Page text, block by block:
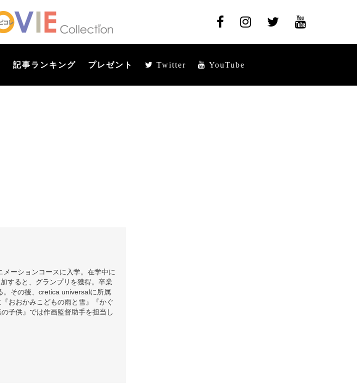
記事ランキング プレゼント Twitter YouTube
ーションコースに入学。在学中に
すると、グランプリを獲得。卒業
その後、cretica universalに所属
おおかみこどもの雨と雪』『かぐ
子供』では作画監督助手を担当し